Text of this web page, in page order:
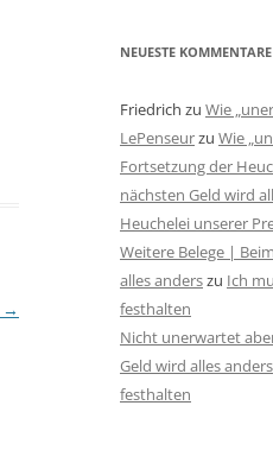
→
NEUESTE KOMMENTARE
Friedrich zu Wie
LePenseurzu Wie
Fortsetzung der
nächsten Geld wird
Heuchelei unserer
Weitere Belege |
alles anderszu Ich
festhalten
Nicht unerwartet
Geld wird alles anders
festhalten